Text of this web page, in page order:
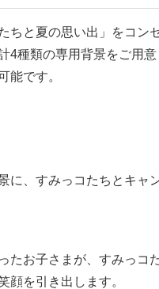
ちと夏の思い出」をコン
4種類の専用背景をご用
能です。
に、すみっコたちとキャ
たお子さまが、すみっコ
顔を引き出します。